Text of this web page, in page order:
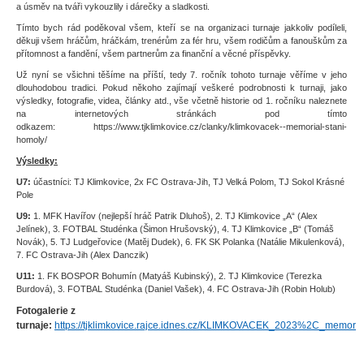
a úsměv na tváři vykouzlily i dárečky a sladkosti.
Tímto bych rád poděkoval všem, kteří se na organizaci turnaje jakkoliv podíleli,
děkuji všem hráčům, hráčkám, trenérům za fér hru, všem rodičům a fanouškům za
přítomnost a fandění, všem partnerům za finanční a věcné příspěvky.
Už nyní se všichni těšíme na příští, tedy 7. ročník tohoto turnaje věříme v jeho
dlouhodobou tradici. Pokud někoho zajímají veškeré podrobnosti k turnaji, jako
výsledky, fotografie, videa, články atd., vše včetně historie od 1. ročníku naleznete
na internetových stránkách pod tímto
odkazem: https://www.tjklimkovice.cz/clanky/klimkovacek--memorial-stani-
homoly/
Výsledky:
U7: účastníci: TJ Klimkovice, 2x FC Ostrava-Jih, TJ Velká Polom, TJ Sokol Krásné
Pole
U9: 1. MFK Havířov (nejlepší hráč Patrik Dluhoš), 2. TJ Klimkovice „A“ (Alex
Jelínek), 3. FOTBAL Studénka (Šimon Hrušovský), 4. TJ Klimkovice „B“ (Tomáš
Novák), 5. TJ Ludgeřovice (Matěj Dudek), 6. FK SK Polanka (Natálie Mikulenková),
7. FC Ostrava-Jih (Alex Danczik)
U11: 1. FK BOSPOR Bohumín (Matyáš Kubinský), 2. TJ Klimkovice (Terezka
Burdová), 3. FOTBAL Studénka (Daniel Vašek), 4. FC Ostrava-Jih (Robin Holub)
Fotogalerie z
turnaje: https://tjklimkovice.rajce.idnes.cz/